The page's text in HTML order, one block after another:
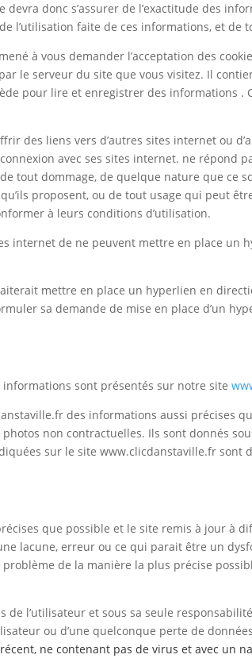
donc s’assurer de l’exactitude des
l’utilisation faite de ces informations, et
à vous demander l’acceptation des
le serveur du site que vous visitez. Il
pour lire et enregistrer des informations .
des liens vers d’autres sites internet ou
avec ses sites internet. ne répond
tout dommage, de quelque nature que ce
proposent, ou de tout usage qui peut
à leurs conditions d’utilisation.
internet de ne peuvent mettre en place un
mettre en place un hyperlien en
sa demande de mise en place d’un
informations sont présentés sur notre site
des informations aussi précises
non contractuelles. Ils sont donnés
sur le site www.clicdanstaville.fr sont
que possible et le site remis à jour à
lacune, erreur ou ce qui parait être un
de la manière la plus précise
l’utilisateur et sous sa seule
ou d’une quelconque perte de
ne contenant pas de virus et avec un